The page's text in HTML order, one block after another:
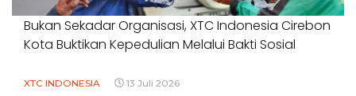
Bukan Sekadar Organisasi, XTC Indonesia Cirebon
Kota Buktikan Kepedulian Melalui Bakti Sosial
XTC INDONESIA 13 Juli 2026